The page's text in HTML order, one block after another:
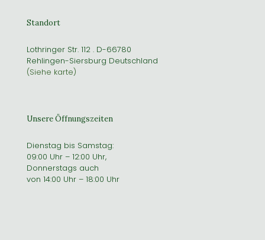
Standort
Lothringer Str. 112 . D-66780
Rehlingen-Siersburg Deutschland
(Siehe karte)
Unsere Öffnungszeiten
Dienstag bis Samstag:
09:00 Uhr – 12:00 Uhr,
Donnerstags auch
von 14:00 Uhr – 18:00 Uhr